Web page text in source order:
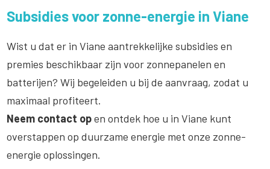
Subsidies voor zonne-energie in Viane
Wist u dat er in Viane aantrekkelijke subsidies en
premies beschikbaar zijn voor zonnepanelen en
batterijen? Wij begeleiden u bij de aanvraag, zodat u
maximaal profiteert.
Neem contact open ontdek hoe u in Viane kunt
overstappen op duurzame energie met onze zonne-
energie oplossingen.